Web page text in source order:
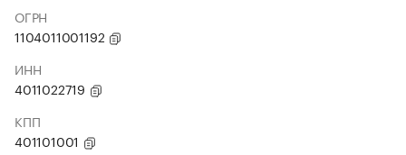
ОГРН
1104011001192
ИНН
4011022719
КПП
401101001